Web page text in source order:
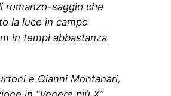
romanzo-saggio che
la luce in campo
in tempi abbastanza
e Gianni Montanari,